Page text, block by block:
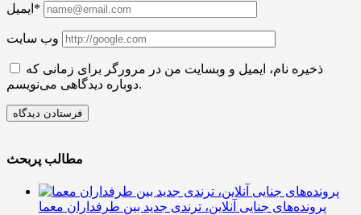
ایمیل*
وب سایت
ذخیره نام، ایمیل و وبسایت من در مرورگر برای زمانی که
دوباره دیدگاهی می‌نویسم.
مطالب پربحث
پرونده‌های جنایی آنلاین، ترندی جدید بین طرفداران معما